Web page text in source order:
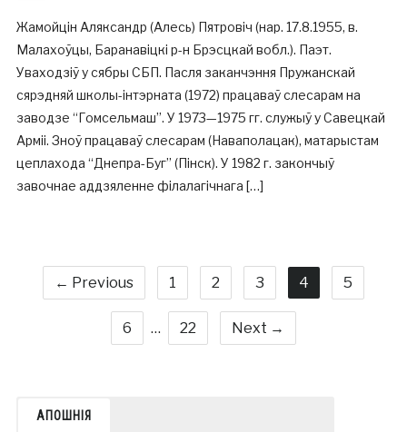
Жамойцін Аляксандр (Алесь) Пятровіч (нар. 17.8.1955, в.
Малахоўцы, Баранавіцкі р-н Брэсцкай вобл.). Паэт.
Уваходзіў у сябры СБП. Пасля заканчэння Пружанскай
сярэдняй школы-інтэрната (1972) працаваў слесарам на
заводзе “Гомсельмаш”. У 1973—1975 гг. служыў у Савецкай
Арміі. Зноў працаваў слесарам (Наваполацак), матарыстам
цеплахода “Днепра-Буг” (Пінск). У 1982 г. закончыў
завочнае аддзяленне філалагічнага […]
← Previous 1 2 3 4 5
6 … 22 Next →
АПОШНІЯ